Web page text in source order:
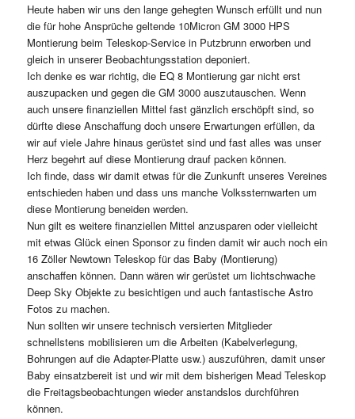
Heute haben wir uns den lange gehegten Wunsch erfüllt und nun
die für hohe Ansprüche geltende 10Micron GM 3000 HPS
Montierung beim Teleskop-Service in Putzbrunn erworben und
gleich in unserer Beobachtungsstation deponiert.
Ich denke es war richtig, die EQ 8 Montierung gar nicht erst
auszupacken und gegen die GM 3000 auszutauschen. Wenn
auch unsere finanziellen Mittel fast gänzlich erschöpft sind, so
dürfte diese Anschaffung doch unsere Erwartungen erfüllen, da
wir auf viele Jahre hinaus gerüstet sind und fast alles was unser
Herz begehrt auf diese Montierung drauf packen können.
Ich finde, dass wir damit etwas für die Zunkunft unseres Vereines
entschieden haben und dass uns manche Volkssternwarten um
diese Montierung beneiden werden.
Nun gilt es weitere finanziellen Mittel anzusparen oder vielleicht
mit etwas Glück einen Sponsor zu finden damit wir auch noch ein
16 Zöller Newtown Teleskop für das Baby (Montierung)
anschaffen können. Dann wären wir gerüstet um lichtschwache
Deep Sky Objekte zu besichtigen und auch fantastische Astro
Fotos zu machen.
Nun sollten wir unsere technisch versierten Mitglieder
schnellstens mobilisieren um die Arbeiten (Kabelverlegung,
Bohrungen auf die Adapter-Platte usw.) auszuführen, damit unser
Baby einsatzbereit ist und wir mit dem bisherigen Mead Teleskop
die Freitagsbeobachtungen wieder anstandslos durchführen
können.